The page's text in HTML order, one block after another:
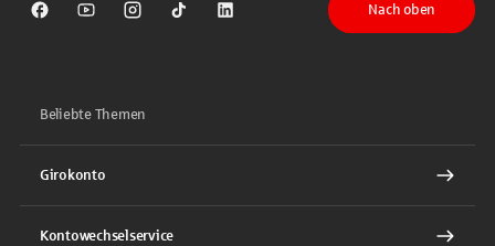
Sparkasse auf Facebook
Sparkasse auf Youtube
Sparkasse auf Instagram
Sparkasse auf TikTok
Sparkasse auf LinkedIn
Nach oben
Beliebte Themen
Girokonto
Kontowechselservice